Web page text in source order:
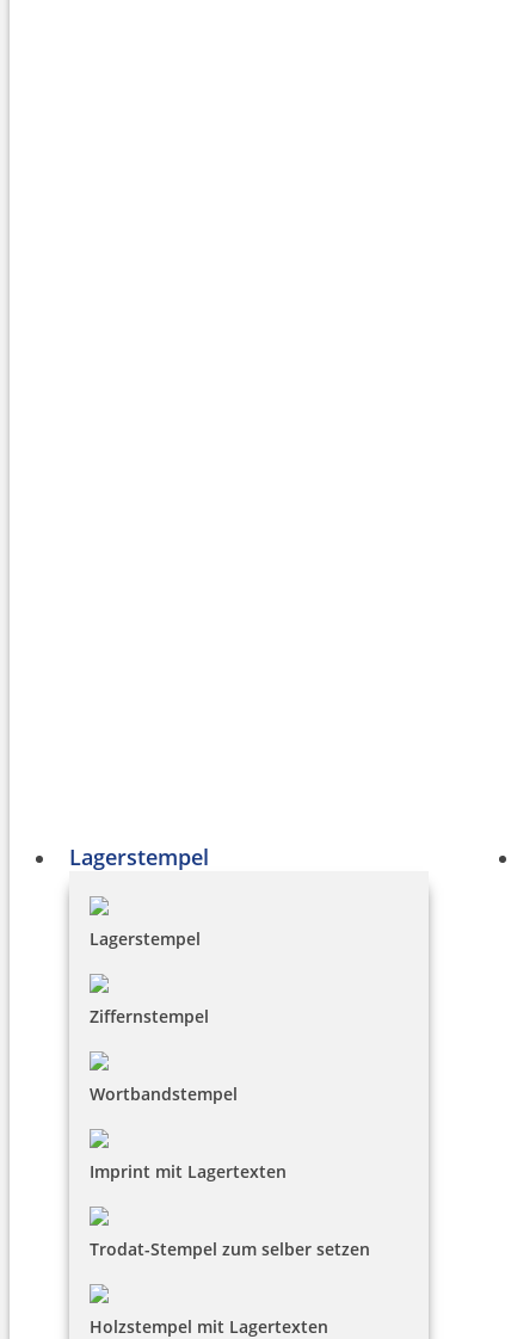
Lagerstempel
Lagerstempel
Ziffernstempel
Wortbandstempel
Imprint mit Lagertexten
Trodat-Stempel zum selber setzen
Holzstempel mit Lagertexten